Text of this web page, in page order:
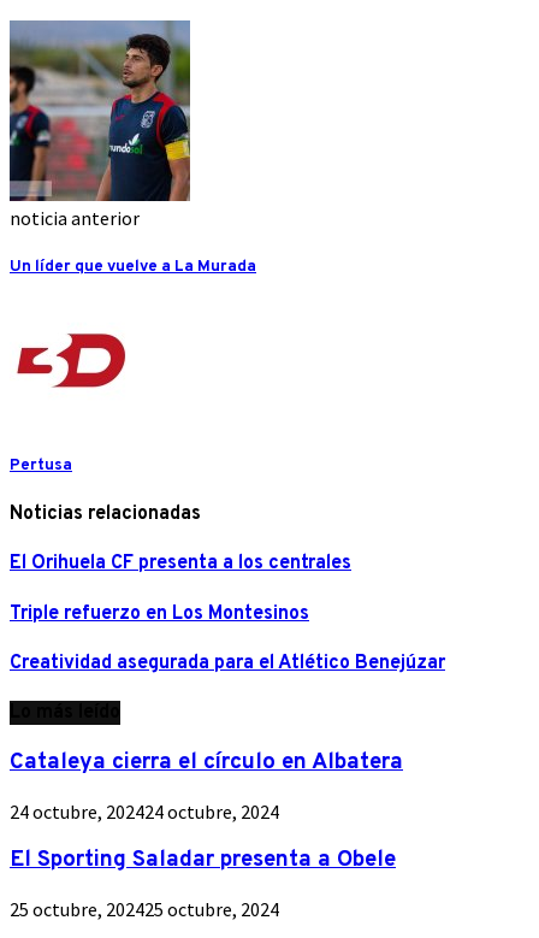
noticia anterior
Un líder que vuelve a La Murada
Pertusa
Noticias relacionadas
El Orihuela CF presenta a los centrales
Triple refuerzo en Los Montesinos
Creatividad asegurada para el Atlético Benejúzar
Cataleya cierra el círculo en Albatera
24 octubre, 202424 octubre, 2024
El Sporting Saladar presenta a Obele
25 octubre, 202425 octubre, 2024